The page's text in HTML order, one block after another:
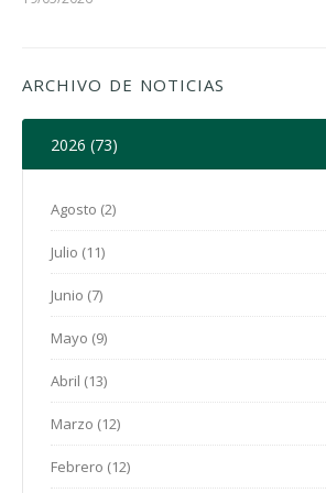
ARCHIVO DE NOTICIAS
2026 (73)
Agosto (2)
Julio (11)
Junio (7)
Mayo (9)
Abril (13)
Marzo (12)
Febrero (12)